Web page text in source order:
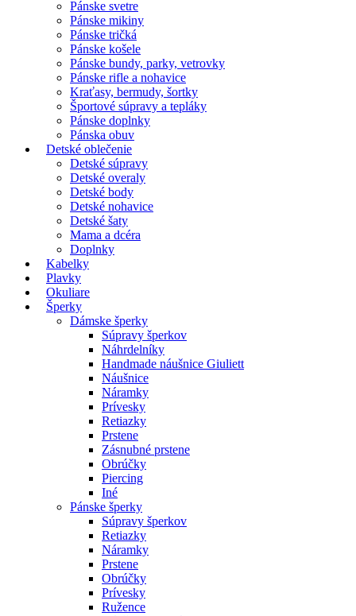
Pánske svetre
Pánske mikiny
Pánske tričká
Pánske košele
Pánske bundy, parky, vetrovky
Pánske rifle a nohavice
Kraťasy, bermudy, šortky
Športové súpravy a tepláky
Pánske doplnky
Pánska obuv
Detské oblečenie
Detské súpravy
Detské overaly
Detské body
Detské nohavice
Detské šaty
Mama a dcéra
Doplnky
Kabelky
Plavky
Okuliare
Šperky
Dámske šperky
Súpravy šperkov
Náhrdelníky
Handmade náušnice Giuliett
Náušnice
Náramky
Prívesky
Retiazky
Prstene
Zásnubné prstene
Obrúčky
Piercing
Iné
Pánske šperky
Súpravy šperkov
Retiazky
Náramky
Prstene
Obrúčky
Prívesky
Ružence